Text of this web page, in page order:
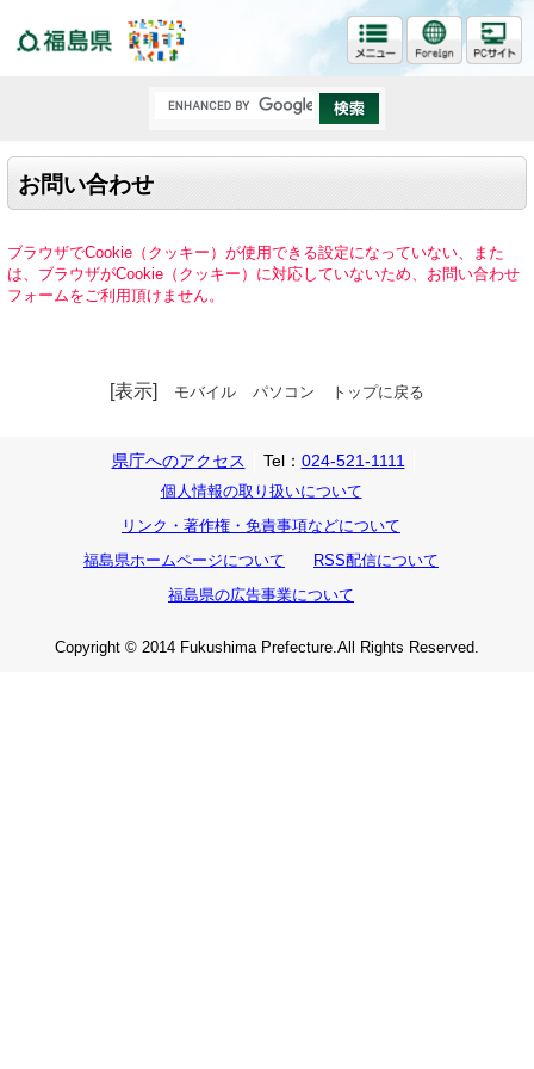
お問い合わせ
ブラウザでCookie（クッキー）が使用できる設定になっていない、また
は、ブラウザがCookie（クッキー）に対応していないため、お問い合わせ
フォームをご利用頂けません。
[表示] モバイル パソコン トップに戻る
県庁へのアクセス Tel： 024-521-1111
個人情報の取り扱いについて
リンク・著作権・免責事項などについて
福島県ホームページについて
RSS配信について
福島県の広告事業について
Copyright © 2014 Fukushima Prefecture.All Rights Reserved.